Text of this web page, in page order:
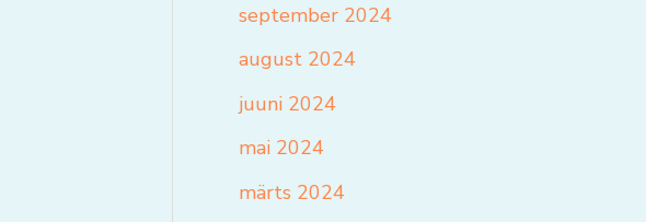
september 2024
august 2024
juuni 2024
mai 2024
märts 2024